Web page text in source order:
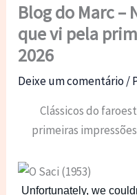
Blog do Marc –
que vi pela
2026
Deixe um comentário/
Clássicos do
primeiras